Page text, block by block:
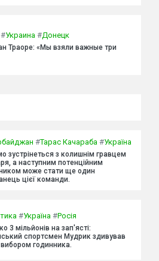
#Украина #Донецк
Траоре: «Мы взяли важные три
#Тарас Качараба #Україна
зустрінеться з колишнім гравцем
а наступним потенційним
може стати ще один
цієї команди.
#Україна #Росія
3 мільйонів на зап'ясті:
спортсмен Мудрик здивував
годинника.